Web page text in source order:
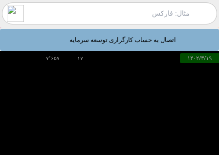
اتصال به حساب کارگزاری توسعه سرمایه
۱۴۰۲/۳/۱۹ ۱۷ ۷٬۶۵۷